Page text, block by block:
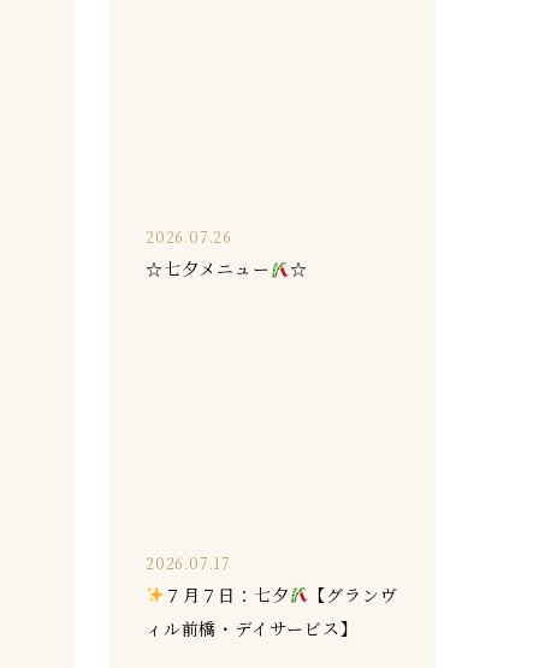
2026.07.26
☆七夕メニュー ☆
2026.07.17
７月７日：七夕
【グランヴ
ィル前橋・デイサービス】